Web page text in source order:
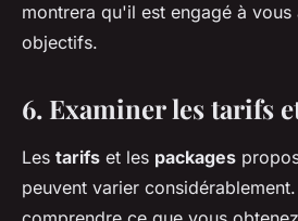
montrera qu'il est engagé à
objectifs.
6. Examiner les tarifs
Les tarifs et les packages
peuvent varier